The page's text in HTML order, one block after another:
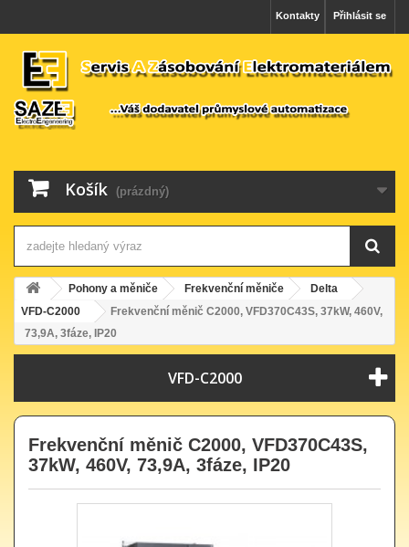
Přihlásit se
Kontakty
Košík (prázdný)
Pohony a měniče Frekvenční měniče
Delta
VFD-C2000
Frekvenční měnič C2000, VFD370C43S, 37kW, 460V,
73,9A, 3fáze, IP20
VFD-C2000
Frekvenční měnič C2000, VFD370C43S,
37kW, 460V, 73,9A, 3fáze, IP20